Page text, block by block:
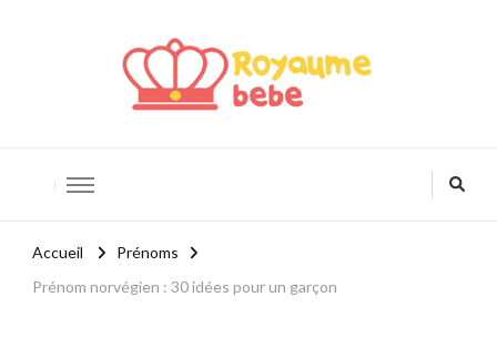
Accueil
Prénoms
Prénom norvégien : 30 idées pour un garçon